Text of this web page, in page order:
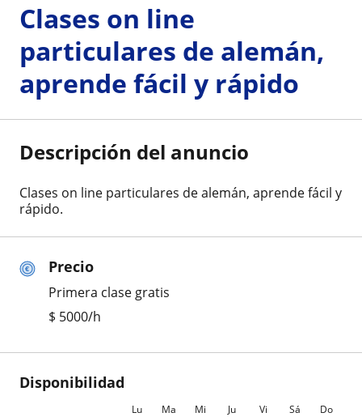
Precio
Primera clase gratis
$ 5000/h
Disponibilidad
Lu Ma Mi Ju Vi Sá Do
Clases on line
particulares de alemán,
aprende fácil y rápido
Descripción del anuncio
Clases on line particulares de alemán, aprende fácil y
rápido.